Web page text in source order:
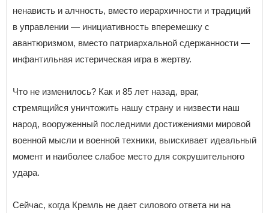
ненависть и алчность, вместо иерархичности и традиций
в управлении — инициативность вперемешку с
авантюризмом, вместо патриархальной сдержанности —
инфантильная истерическая игра в жертву.
Что не изменилось? Как и 85 лет назад, враг,
стремящийся уничтожить нашу страну и низвести наш
народ, вооруженный последними достижениями мировой
военной мысли и военной техники, выискивает идеальный
момент и наиболее слабое место для сокрушительного
удара.
Сейчас, когда Кремль не дает силового ответа ни на